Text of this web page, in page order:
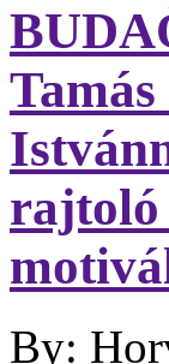
rajtoló
By: